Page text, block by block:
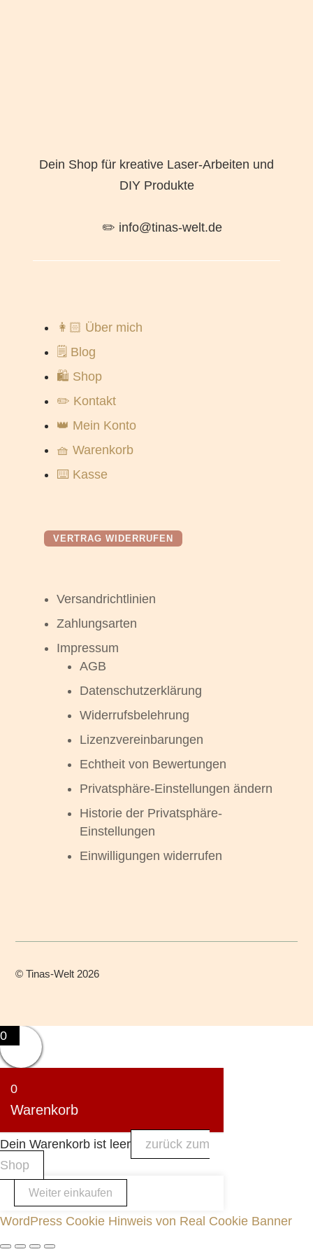
Dein Shop für kreative Laser-Arbeiten und
DIY Produkte
✏️ info@tinas-welt.de
👩🏻 Über mich
🗒️ Blog
🛍️ Shop
✏️ Kontakt
👑 Mein Konto
🧺 Warenkorb
⌨️ Kasse
VERTRAG WIDERRUFEN
Versandrichtlinien
Zahlungsarten
Impressum
AGB
Datenschutzerklärung
Widerrufsbelehrung
Lizenzvereinbarungen
Echtheit von Bewertungen
Privatsphäre-Einstellungen ändern
Historie der Privatsphäre-
Einstellungen
Einwilligungen widerrufen
©Tinas-Welt 2026
0
0
Warenkorb
Dein Warenkorb ist leer
zurück zum
Shop
Weiter einkaufen
WordPress Cookie Hinweis von Real Cookie Banner